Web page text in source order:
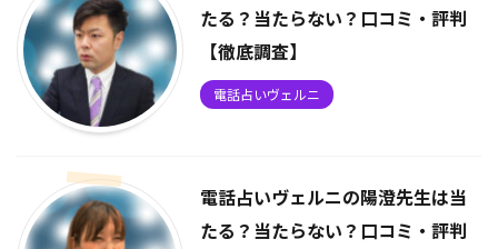
たる？当たらない？口コミ・評判
【徹底調査】
電話占いヴェルニ
電話占いヴェルニの陽澄先生は当
たる？当たらない？口コミ・評判